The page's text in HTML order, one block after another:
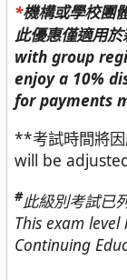
*機構或學校團
此優惠僅適用
with group
enjoy a 10%
for payments
**考試時間將
will be
#此級別考試已
This exam
Continuing